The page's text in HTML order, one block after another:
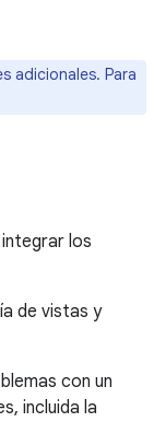
adicionales. Para
los
de vistas y
con un
incluida la